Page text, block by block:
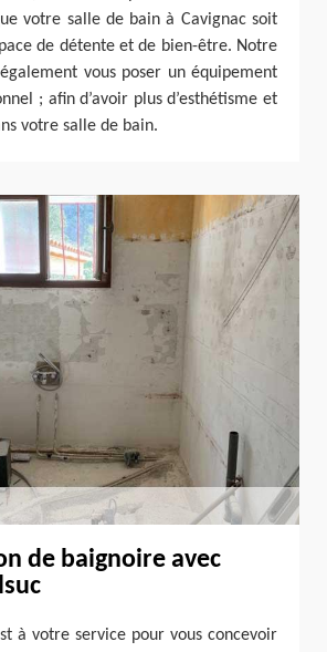
votre salle de bain à Cavignac soit
de détente et de bien-être. Notre
vous poser un équipement
; afin d’avoir plus d’esthétisme et
votre salle de bain.
de baignoire avec
à votre service pour vous concevoir